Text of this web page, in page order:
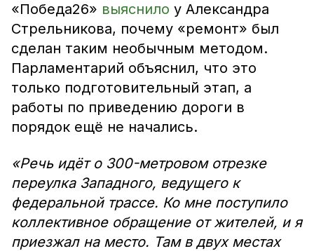
«Победа26» выяснило у Александра
Стрельникова, почему «ремонт» был
сделан таким необычным методом.
Парламентарий объяснил, что это
только подготовительный этап, а
работы по приведению дороги в
порядок ещё не начались.
«Речь идёт о 300-метровом отрезке
переулка Западного, ведущего к
федеральной трассе. Ко мне поступило
коллективное обращение от жителей, и я
приезжал на место. Там в двух местах